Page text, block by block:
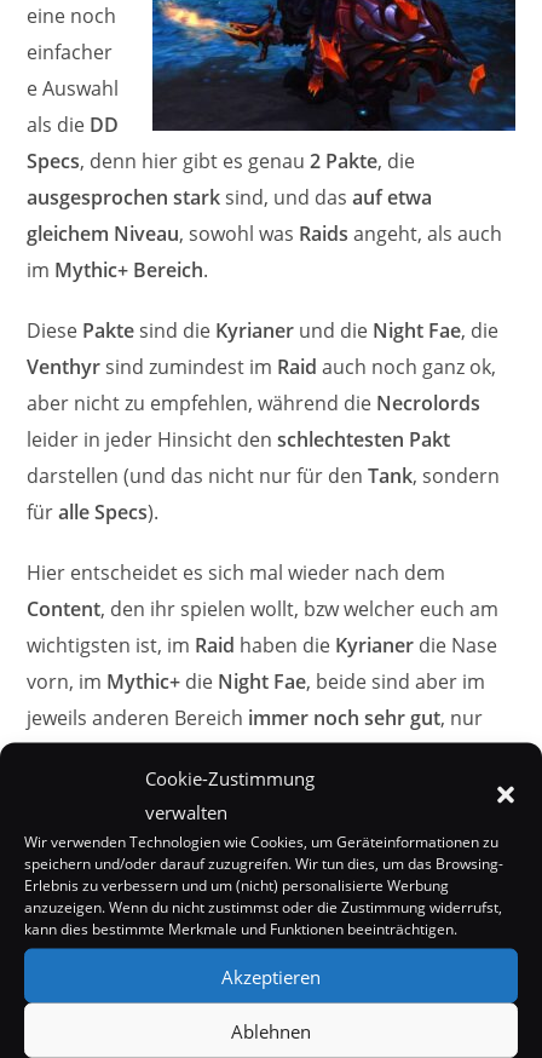
Cookie-Zustimmung
verwalten
Wir verwenden Technologien wie Cookies, um Geräteinformationen zu
speichern und/oder darauf zuzugreifen. Wir tun dies, um das Browsing-
Erlebnis zu verbessern und um (nicht) personalisierte Werbung
anzuzeigen. Wenn du nicht zustimmst oder die Zustimmung widerrufst,
kann dies bestimmte Merkmale und Funktionen beeinträchtigen.
Akzeptieren
Ablehnen
eine noch
einfacher
e Auswahl
als die DD
Specs, denn hier gibt es genau2 Pakte, die
ausgesprochen starksind, und dasauf etwa
gleichem Niveau, sowohl was Raids angeht, als auch
im Mythic+ Bereich.
Diese Paktesind die Kyrianer und die Night Fae, die
Venthyrsind zumindest im Raid auch noch ganz ok,
aber nicht zu empfehlen, während die Necrolords
leider in jeder Hinsicht denschlechtesten Pakt
darstellen (und das nicht nur für denTank, sondern
füralle Specs).
Hier entscheidet es sich mal wieder nach dem
Content, den ihr spielen wollt, bzw welcher euch am
wichtigsten ist, im Raid haben die Kyrianer die Nase
vorn, im Mythic+ die Night Fae, beide sind aber im
jeweils anderen Bereich immer noch sehr gut, nur